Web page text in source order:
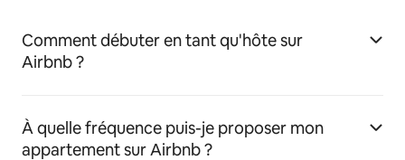
Comment débuter en tant qu'hôte sur
Airbnb ?
À quelle fréquence puis-je proposer mon
appartement sur Airbnb ?